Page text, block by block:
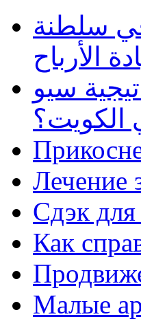
في سلطنة
الأرباح
سيو
الكويت؟
Лечение
Сдэк для
Как
Малые